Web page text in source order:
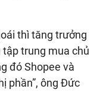
thì tăng trưởng
tập trung mua chủ
đó Shopee và
phần”, ông Đức